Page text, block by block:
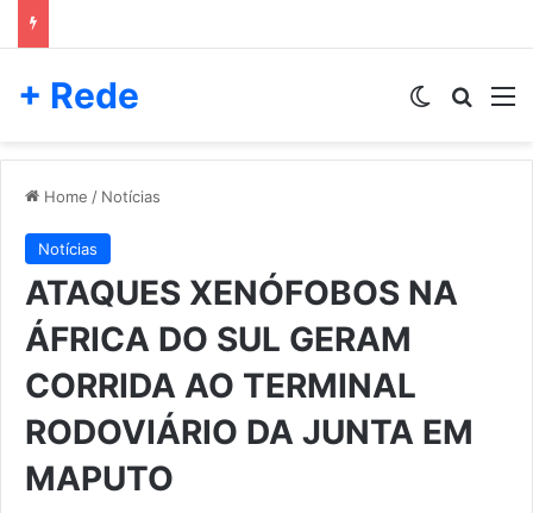
+ Rede Switch skin
Home / Notícias
Notícias
ATAQUES XENÓFOBOS NA
ÁFRICA DO SUL GERAM
CORRIDA AO TERMINAL
RODOVIÁRIO DA JUNTA EM
MAPUTO